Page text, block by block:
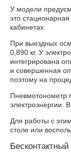
У модели
это
кабинетах.
При выездных
0,890 кг. У
интегрирована
и совершенная
поэтому на
Пневмотонометр
электроэнергии.
Для работы с
столе или